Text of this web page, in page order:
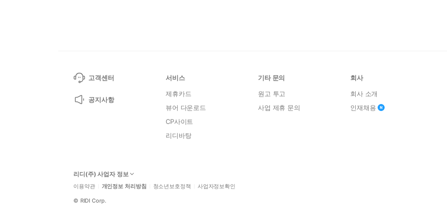
고객센터
공지사항
서비스
제휴카드
뷰어 다운로드
CP사이트
리디바탕
기타 문의
원고 투고
사업 제휴 문의
회사
회사 소개
인재채용
리디(주) 사업자 정보
이용약관 개인정보 처리방침 청소년보호정책 사업자정보확인
© RIDI Corp.